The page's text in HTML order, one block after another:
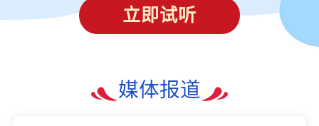
立即试听
媒体报道